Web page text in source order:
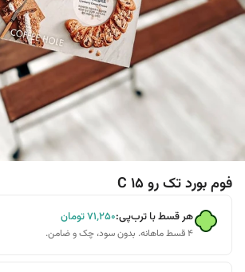
فوم بورد تک رو C 15
هر قسط با ترب‌پی:۷۱٬۲۵۰تومان
۴ قسط ماهانه. بدون سود، چک و ضامن.